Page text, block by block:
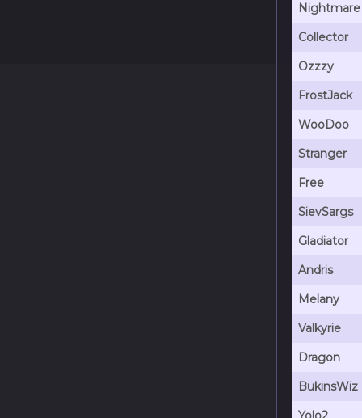
Nightmare
Collector
Ozzzy
FrostJack
WooDoo
Stranger
Free
SievSargs
Gladiator
Andris
Melany
Valkyrie
Dragon
BukinsWiz